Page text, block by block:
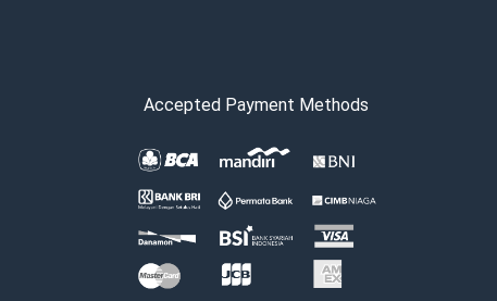
Accepted Payment Methods